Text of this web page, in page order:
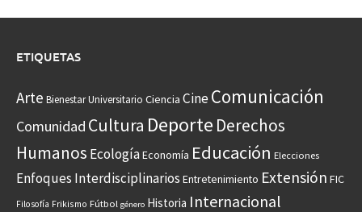
ETIQUETAS
Arte Bienestar Universitario Ciencia CineComunicación
Comunidad Cultura Deporte Derechos
Humanos EcologíaEconomía Educación Elecciones
Enfoques Interdisciplinarios Entretenimiento Extensión FIC
Filosofía Frikismo Fútbol género Historia Internacional